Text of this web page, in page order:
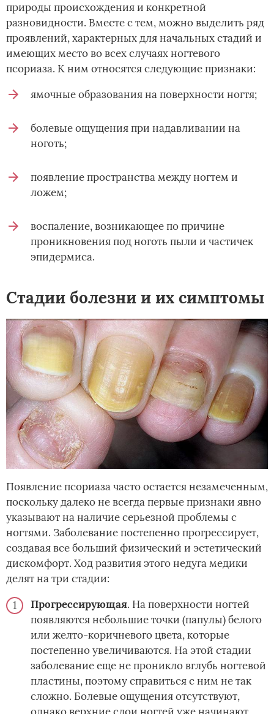
природы происхождения и конкретной
разновидности. Вместе с тем, можно выделить ряд
проявлений, характерных для начальных стадий и
имеющих место во всех случаях ногтевого
псориаза. К ним относятся следующие признаки:
ямочные образования на поверхности ногтя;
болевые ощущения при надавливании на
ноготь;
появление пространства между ногтем и
ложем;
воспаление, возникающее по причине
проникновения под ноготь пыли и частичек
эпидермиса.
Стадии болезни и их симптомы
Появление псориаза часто остается незамеченным,
поскольку далеко не всегда первые признаки явно
указывают на наличие серьезной проблемы с
ногтями. Заболевание постепенно прогрессирует,
создавая все больший физический и эстетический
дискомфорт. Ход развития этого недуга медики
делят на три стадии:
Прогрессирующая. На поверхности ногтей
появляются небольшие точки (папулы) белого
или желто-коричневого цвета, которые
постепенно увеличиваются. На этой стадии
заболевание еще не проникло вглубь ногтевой
пластины, поэтому справиться с ним не так
сложно. Болевые ощущения отсутствуют,